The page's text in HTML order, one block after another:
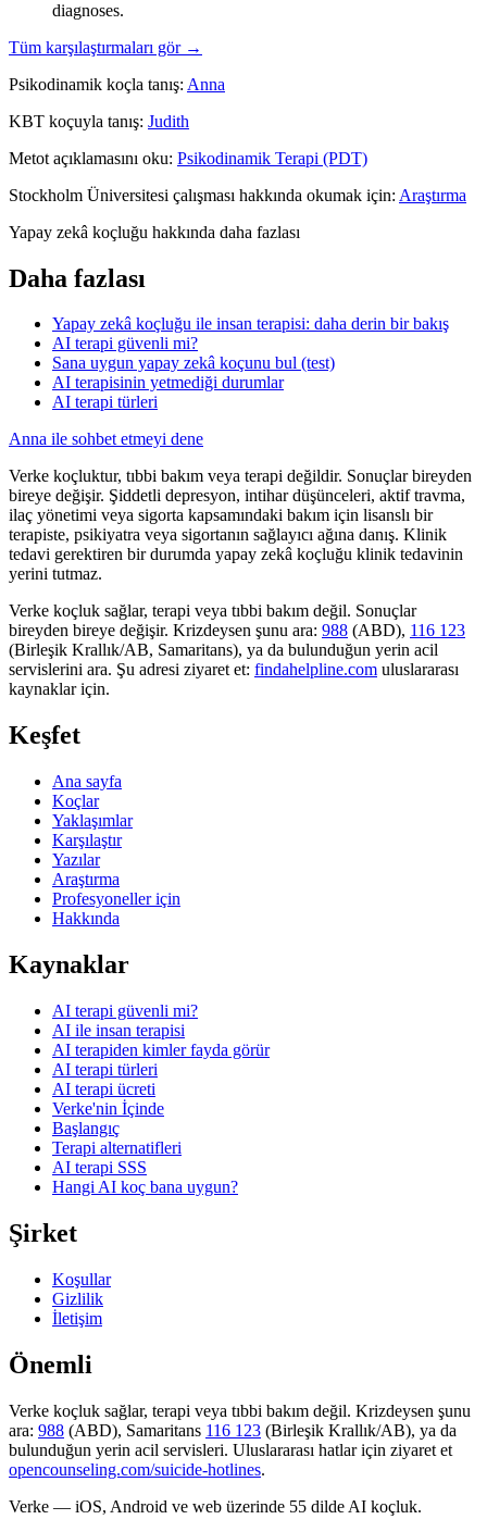
diagnoses.
Tüm karşılaştırmaları gör →
Psikodinamik koçla tanış: Anna
KBT koçuyla tanış: Judith
Metot açıklamasını oku: Psikodinamik Terapi (PDT)
Stockholm Üniversitesi çalışması hakkında okumak için: Araştırma
Yapay zekâ koçluğu hakkında daha fazlası
Daha fazlası
Yapay zekâ koçluğu ile insan terapisi: daha derin bir bakış
AI terapi güvenli mi?
Sana uygun yapay zekâ koçunu bul (test)
AI terapisinin yetmediği durumlar
AI terapi türleri
Anna ile sohbet etmeyi dene
Verke koçluktur, tıbbi bakım veya terapi değildir. Sonuçlar bireyden
bireye değişir. Şiddetli depresyon, intihar düşünceleri, aktif travma,
ilaç yönetimi veya sigorta kapsamındaki bakım için lisanslı bir
terapiste, psikiyatra veya sigortanın sağlayıcı ağına danış. Klinik
tedavi gerektiren bir durumda yapay zekâ koçluğu klinik tedavinin
yerini tutmaz.
Verke koçluk sağlar, terapi veya tıbbi bakım değil. Sonuçlar
bireyden bireye değişir. Krizdeysen şunu ara: 988 (ABD), 116 123
(Birleşik Krallık/AB, Samaritans), ya da bulunduğun yerin acil
servislerini ara. Şu adresi ziyaret et: findahelpline.com uluslararası
kaynaklar için.
Keşfet
Ana sayfa
Koçlar
Yaklaşımlar
Karşılaştır
Yazılar
Araştırma
Profesyoneller için
Hakkında
Kaynaklar
AI terapi güvenli mi?
AI ile insan terapisi
AI terapiden kimler fayda görür
AI terapi türleri
AI terapi ücreti
Verke'nin İçinde
Başlangıç
Terapi alternatifleri
AI terapi SSS
Hangi AI koç bana uygun?
Şirket
Koşullar
Gizlilik
İletişim
Önemli
Verke koçluk sağlar, terapi veya tıbbi bakım değil. Krizdeysen şunu
ara: 988 (ABD), Samaritans 116 123 (Birleşik Krallık/AB), ya da
bulunduğun yerin acil servisleri. Uluslararası hatlar için ziyaret et
opencounseling.com/suicide-hotlines.
Verke — iOS, Android ve web üzerinde 55 dilde AI koçluk.